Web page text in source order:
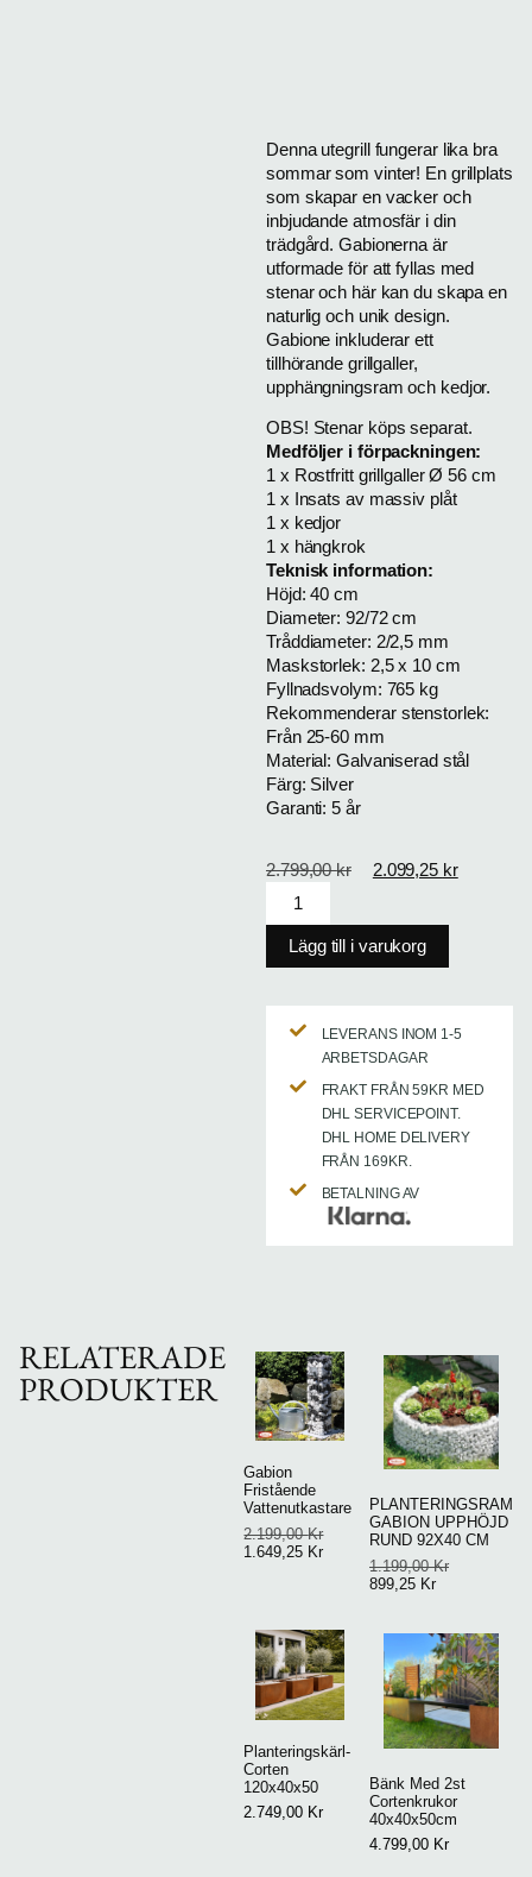
Denna utegrill fungerar lika bra
sommar som vinter! En grillplats
som skapar en vacker och
inbjudande atmosfär i din
trädgård. Gabionerna är
utformade för att fyllas med
stenar och här kan du skapa en
naturlig och unik design.
Gabione inkluderar ett
tillhörande grillgaller,
upphängningsram och kedjor.
OBS! Stenar köps separat.
Medföljer i förpackningen:
1 x Rostfritt grillgaller Ø 56 cm
1 x Insats av massiv plåt
1 x kedjor
1 x hängkrok
Teknisk information:
Höjd: 40 cm
Diameter: 92/72 cm
Tråddiameter: 2/2,5 mm
Maskstorlek: 2,5 x 10 cm
Fyllnadsvolym: 765 kg
Rekommenderar stenstorlek:
Från 25-60 mm
Material: Galvaniserad stål
Färg: Silver
Garanti: 5 år
2.799,00kr 2.099,25 kr
Lägg till i varukorg
LEVERANS INOM 1-5
ARBETSDAGAR
FRAKT FRÅN 59KR MED
DHL SERVICEPOINT.
DHL HOME DELIVERY
FRÅN 169KR.
BETALNING AV
RELATERADE
PRODUKTER
Gabion
Fristående
Vattenutkastare
2.199,00Kr
1.649,25 Kr
PLANTERINGSRAM
GABION UPPHÖJD
RUND 92X40 CM
1.199,00Kr
899,25 Kr
Planteringskärl-
Corten
120x40x50
2.749,00 Kr
Bänk Med 2st
Cortenkrukor
40x40x50cm
4.799,00 Kr